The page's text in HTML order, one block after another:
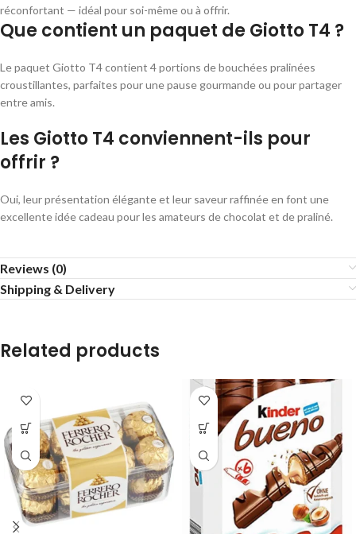
réconfortant — idéal pour soi-même ou à offrir.
Que contient un paquet de Giotto T4 ?
Le paquet Giotto T4 contient 4 portions de bouchées pralinées
croustillantes, parfaites pour une pause gourmande ou pour partager
entre amis.
Les Giotto T4 conviennent-ils pour
offrir ?
Oui, leur présentation élégante et leur saveur raffinée en font une
excellente idée cadeau pour les amateurs de chocolat et de praliné.
Reviews (0)
Shipping & Delivery
Related products